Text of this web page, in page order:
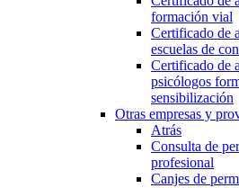
formación vial
Certificado de
escuelas de
Certificado de
psicólogos
sensibilización
Otras empresas y
Atrás
Consulta de
profesional
Canjes de